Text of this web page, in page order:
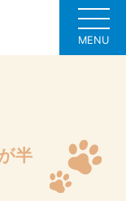
MENU
半